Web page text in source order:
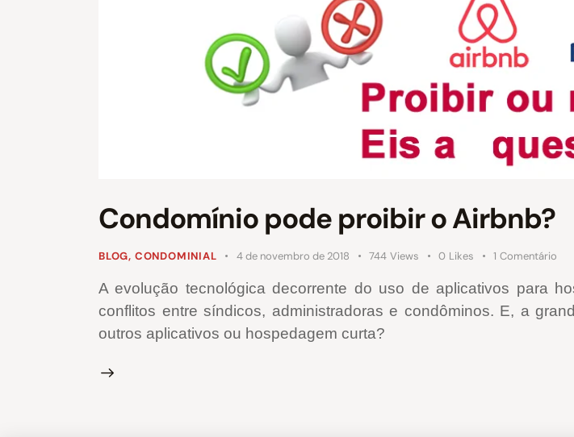
Condomínio pode proibir o Airbnb?
BLOG, CONDOMINIAL 4 de novembro de 2018 744 Views 0 Likes 1 Comentário
A evolução tecnológica decorrente do uso de aplicativos para
conflitos entre síndicos, administradoras e condôminos. E, a
outros aplicativos ou hospedagem curta?